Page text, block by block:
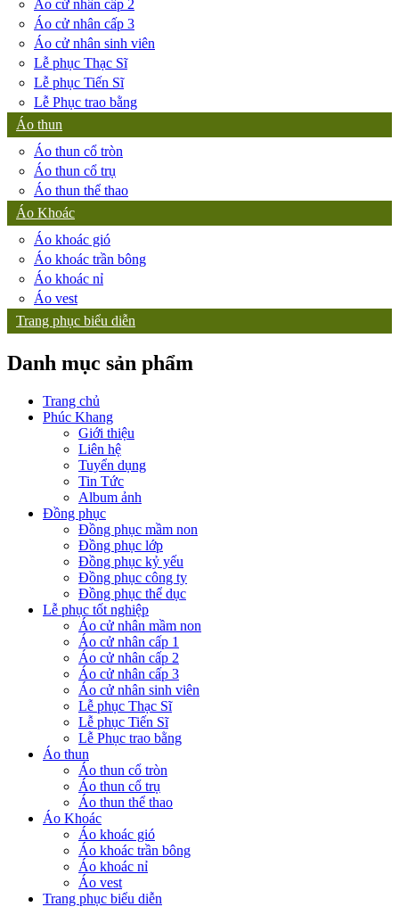
Áo cử nhân cấp 2
Áo cử nhân cấp 3
Áo cử nhân sinh viên
Lễ phục Thạc Sĩ
Lễ phục Tiến Sĩ
Lễ Phục trao bằng
Áo thun
Áo thun cổ tròn
Áo thun cổ trụ
Áo thun thể thao
Áo Khoác
Áo khoác gió
Áo khoác trần bông
Áo khoác nỉ
Áo vest
Trang phục biểu diễn
Danh mục sản phẩm
Trang chủ
Phúc Khang
Giới thiệu
Liên hệ
Tuyển dụng
Tin Tức
Album ảnh
Đồng phục
Đồng phục mầm non
Đồng phục lớp
Đồng phục kỷ yếu
Đồng phục công ty
Đồng phục thể dục
Lễ phục tốt nghiệp
Áo cử nhân mầm non
Áo cử nhân cấp 1
Áo cử nhân cấp 2
Áo cử nhân cấp 3
Áo cử nhân sinh viên
Lễ phục Thạc Sĩ
Lễ phục Tiến Sĩ
Lễ Phục trao bằng
Áo thun
Áo thun cổ tròn
Áo thun cổ trụ
Áo thun thể thao
Áo Khoác
Áo khoác gió
Áo khoác trần bông
Áo khoác nỉ
Áo vest
Trang phục biểu diễn